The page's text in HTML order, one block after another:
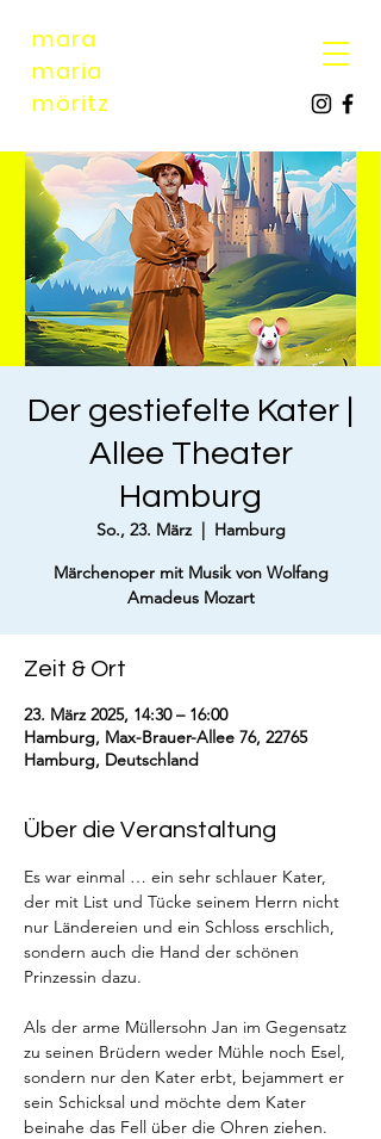
mara
maria
möritz
Der gestiefelte Kater |
Allee Theater
Hamburg
So., 23. März
  |
Hamburg
Märchenoper mit Musik von Wolfang
Amadeus Mozart
Zeit & Ort
23. März 2025, 14:30 – 16:00
Hamburg, Max-Brauer-Allee 76, 22765
Hamburg, Deutschland
Über die Veranstaltung
Es war einmal … ein sehr schlauer Kater,
der mit List und Tücke seinem Herrn nicht
nur Ländereien und ein Schloss erschlich,
sondern auch die Hand der schönen
Prinzessin dazu.
Als der arme Müllersohn Jan im Gegensatz
zu seinen Brüdern weder Mühle noch Esel,
sondern nur den Kater erbt, bejammert er
sein Schicksal und möchte dem Kater
beinahe das Fell über die Ohren ziehen.